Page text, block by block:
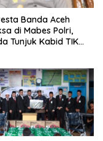
Banda Aceh
di Mabes Polri,
Tunjuk Kabid TIK